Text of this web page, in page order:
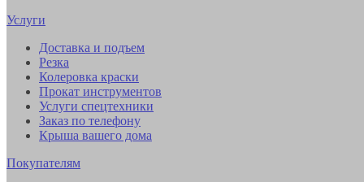
Услуги
Доставка и подъем
Резка
Колеровка краски
Прокат инструментов
Услуги спецтехники
Заказ по телефону
Крыша вашего дома
Покупателям